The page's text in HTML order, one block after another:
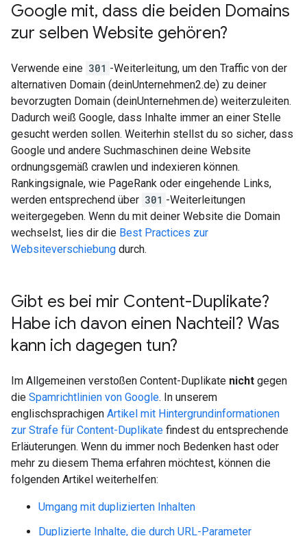
Google mit, dass die beiden Domains
zur selben Website gehören?
Verwende eine 301 -Weiterleitung, um den Traffic von der
alternativen Domain (deinUnternehmen2.de) zu deiner
bevorzugten Domain (deinUnternehmen.de) weiterzuleiten.
Dadurch weiß Google, dass Inhalte immer an einer Stelle
gesucht werden sollen. Weiterhin stellst du so sicher, dass
Google und andere Suchmaschinen deine Website
ordnungsgemäß crawlen und indexieren können.
Rankingsignale, wie PageRank oder eingehende Links,
werden entsprechend über 301 -Weiterleitungen
weitergegeben. Wenn du mit deiner Website die Domain
wechselst, lies dir die Best Practices zur
Websiteverschiebung durch.
Gibt es bei mir Content-Duplikate?
Habe ich davon einen Nachteil? Was
kann ich dagegen tun?
Im Allgemeinen verstoßen Content-Duplikate nicht gegen
die Spamrichtlinien von Google. In unserem
englischsprachigen Artikel mit Hintergrundinformationen
zur Strafe für Content-Duplikate findest du entsprechende
Erläuterungen. Wenn du immer noch Bedenken hast oder
mehr zu diesem Thema erfahren möchtest, können die
folgenden Artikel weiterhelfen:
Umgang mit duplizierten Inhalten
Duplizierte Inhalte, die durch URL-Parameter